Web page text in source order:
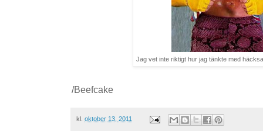
Jag vet inte riktigt hur jag tänkte med
/Beefcake
kl. oktober 13, 2011